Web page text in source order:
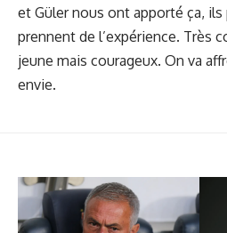
et Güler nous ont apporté ça,
prennent de l’expérience. Très
jeune mais courageux. On va
envie.